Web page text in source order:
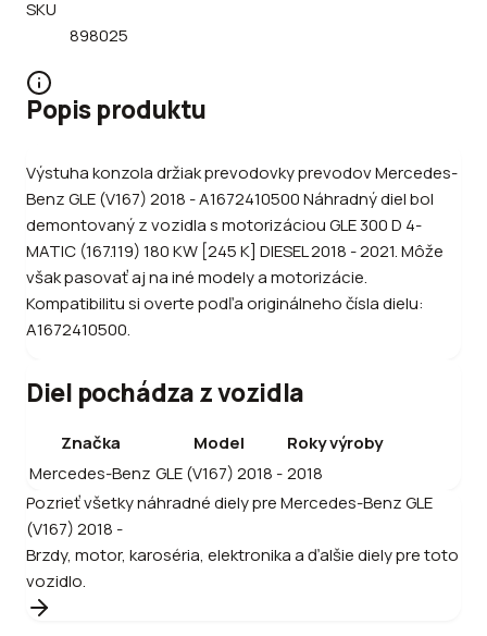
SKU
898025
Popis produktu
Výstuha konzola držiak prevodovky prevodov Mercedes-
Benz GLE (V167) 2018 - A1672410500 Náhradný diel bol
demontovaný z vozidla s motorizáciou GLE 300 D 4-
MATIC (167.119) 180 KW [245 K] DIESEL 2018 - 2021. Môže
však pasovať aj na iné modely a motorizácie.
Kompatibilitu si overte podľa originálneho čísla dielu:
A1672410500.
Diel pochádza z vozidla
Značka Model
Roky výroby
Mercedes-Benz GLE (V167) 2018 -2018
Pozrieť všetky náhradné diely preMercedes-BenzGLE
(V167) 2018 -
Brzdy, motor, karoséria, elektronika a ďalšie diely pre toto
vozidlo.